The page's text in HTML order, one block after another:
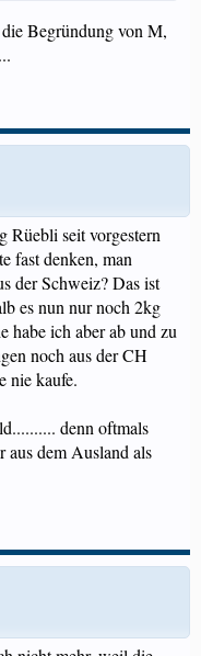
Begründung von M,
Rüebli seit vorgestern
fast denken, man
der Schweiz? Das ist
es nun nur noch 2kg
habe ich aber ab und zu
noch aus der CH
nie kaufe.
denn oftmals
aus dem Ausland als